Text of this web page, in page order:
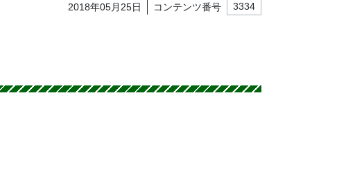
2018年05月25日 コンテンツ番号 3334